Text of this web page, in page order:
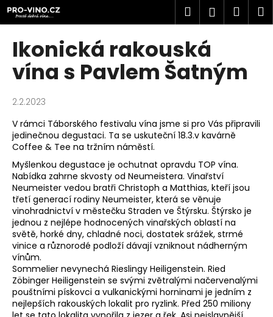
Přejít
na
obsah
Hledat
Ikonická rakouská
vína s Pavlem Šatným
2.2.2023
V rámci Táborského festivalu vína jsme si pro Vás připravili
jedinečnou degustaci. Ta se uskuteční 18.3.v kavárně
Coffee & Tee na tržním náměstí.
Myšlenkou degustace je ochutnat opravdu TOP vína.
Nabídka zahrne skvosty od Neumeistera. Vinařství
Neumeister vedou bratři Christoph a Matthias, kteří jsou
třetí generací rodiny Neumeister, která se věnuje
vinohradnictví v městečku Straden ve Štýrsku. Štýrsko je
jednou z nejlépe hodnocených vinařských oblastí na
světě, horké dny, chladné noci, dostatek srážek, strmé
vinice a různorodé podloží dávají vzniknout nádherným
vínům.
Sommelier nevynechá Rieslingy Heiligenstein. Ried
Zöbinger Heiligenstein se svými zvětralými načervenalými
pouštními pískovci a vulkanickými horninami je jedním z
nejlepších rakouských lokalit pro ryzlink. Před 250 miliony
K
o
C
o
p
t
ř
e
b
u
j
e
t
e
n
a
j